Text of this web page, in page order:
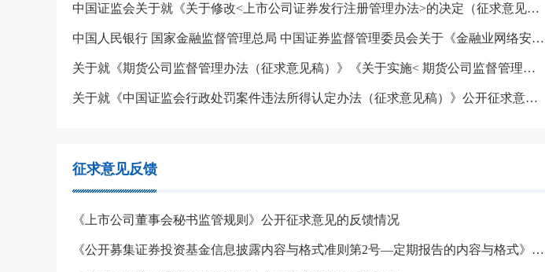
中国证监会关于就《关于修改<上市公司证券发行注册管理办法>的决定（征求意见稿）》及相关配套规则公开征求意见的通知
中国人民银行 国家金融监督管理总局 中国证券监督管理委员会关于《金融业网络安全管理办法（征求意见稿）》公开征求意见的通知
关于就《期货公司监督管理办法（征求意见稿）》《关于实施< 期货公司监督管理办法>有关事项的公告（征求意见稿）》征求意见的通知
关于就《中国证监会行政处罚案件违法所得认定办法（征求意见稿）》公开征求意见的通知
征求意见反馈
《上市公司董事会秘书监管规则》公开征求意见的反馈情况
《公开募集证券投资基金信息披露内容与格式准则第2号—定期报告的内容与格式》公开征求意见的反馈情况